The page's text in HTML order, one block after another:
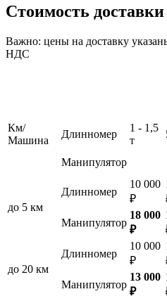
Стоимость доставки
Важно: цены на доставку
НДС
Км/
Машина
Длинномер
1 - 1,5
т
Манипулятор
до 5 км
Длинномер
10 000
₽
Манипулятор
18 000
₽
до 20 км
Длинномер
10 000
₽
Манипулятор
13 000
₽